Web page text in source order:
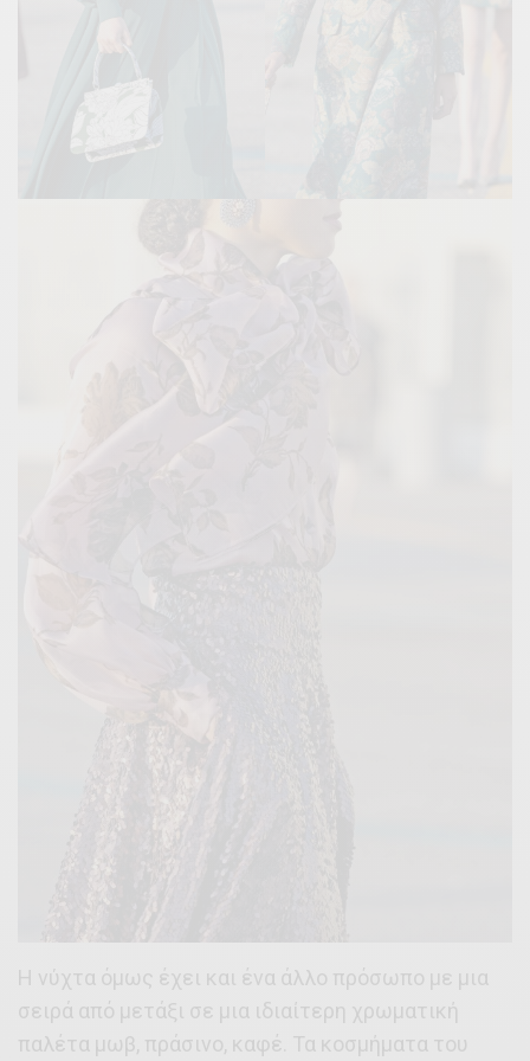
H νύχτα όμως έχει και ένα άλλο πρόσωπο με μια
σειρά από μετάξι σε μια ιδιαίτερη χρωματική
παλέτα μωβ, πράσινο, καφέ. Τα κοσμήματα του